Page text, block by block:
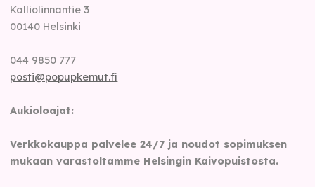
Kalliolinnantie 3
00140 Helsinki
044 9850 777
posti@popupkemut.fi
Aukioloajat:
Verkkokauppa palvelee 24/7 ja noudot sopimuksen
mukaan varastoltamme Helsingin Kaivopuistosta.